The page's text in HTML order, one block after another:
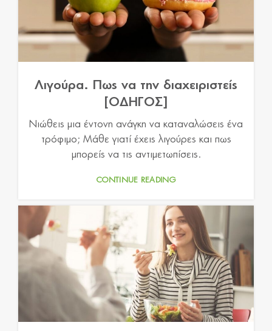
Λιγούρα. Πως να την διαχειριστείς
[ΟΔΗΓΟΣ]
Νιώθεις μια έντονη ανάγκη να καταναλώσεις ένα
τρόφιμο; Μάθε γιατί έχεις λιγούρες και πως
μπορείς να τις αντιμετωπίσεις.
CONTINUE READING